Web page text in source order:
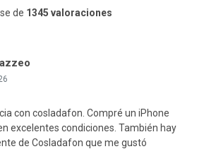
de 1345 valoraciones
con cosladafon. Compré un iPhone
excelentes condiciones. También hay
de Cosladafon que me gustó